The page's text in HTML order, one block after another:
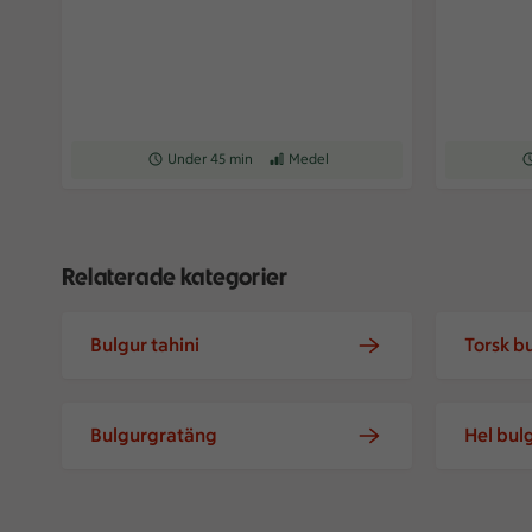
Receptet tar Under 45 min att tillaga
Under 45 min Receptet har Medel svårighetsgrad
Medel
Relaterade kategorier
Bulgur tahini Torsk
Bulgurgratäng Hel